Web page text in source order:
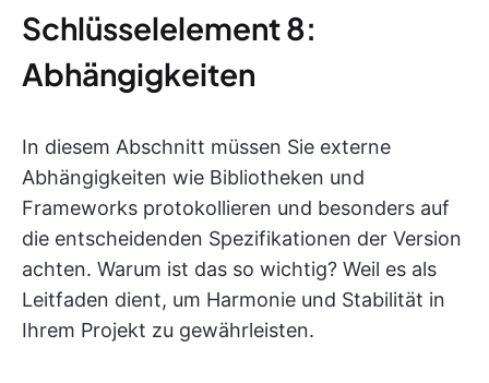
Schlüsselelement 8:
Abhängigkeiten
In diesem Abschnitt müssen Sie externe
Abhängigkeiten wie Bibliotheken und
Frameworks protokollieren und besonders auf
die entscheidenden Spezifikationen der Version
achten. Warum ist das so wichtig? Weil es als
Leitfaden dient, um Harmonie und Stabilität in
Ihrem Projekt zu gewährleisten.